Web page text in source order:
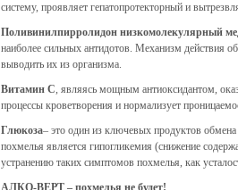
систему, проявляет гепатопротекторный и
Поливинилпирролидон низкомолекулярный
наиболее сильных антидотов. Механизм действия
выводить их из организма.
Витамин С, являясь мощным антиоксидантом,
процессы кроветворения и нормализует
Глюкоза– это один из ключевых продуктов
похмелья является гипогликемия (снижение
устранению таких симптомов похмелья, как
АЛКО-ВЕРТ – похмелья не будет!